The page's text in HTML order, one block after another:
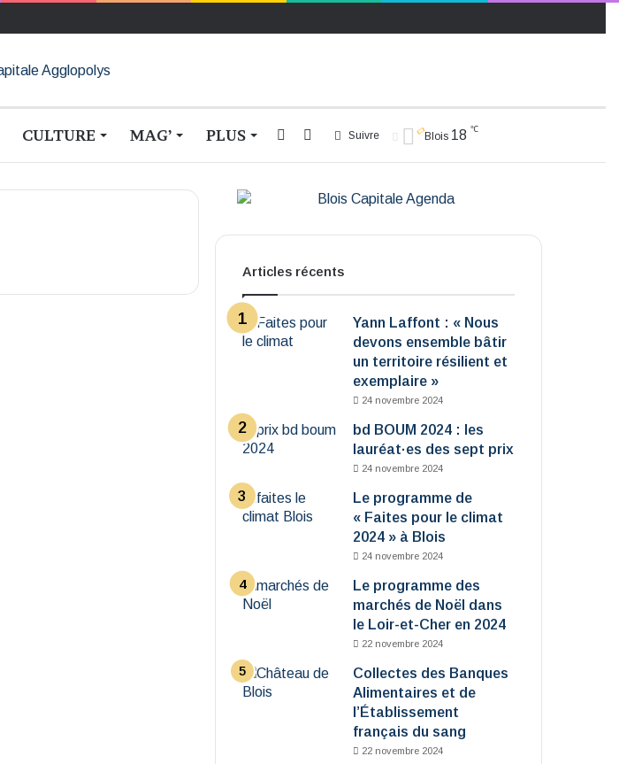
CULTURE MAG’ PLUS Blois 18 ℃
Suivre
Switch
Rechercher
Articles récents
Yann Laffont : « Nous
devons ensemble bâtir
un territoire résilient et
exemplaire »
24 novembre 2024
bd BOUM 2024 : les
lauréat·es des sept prix
24 novembre 2024
Le programme de
« Faites pour le climat
2024 » à Blois
24 novembre 2024
Le programme des
marchés de Noël dans
le Loir-et-Cher en 2024
22 novembre 2024
Collectes des Banques
Alimentaires et de
l’Établissement
français du sang
22 novembre 2024